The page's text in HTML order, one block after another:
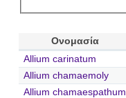
Ονομασία
Allium carinatum
Allium chamaemoly
Allium chamaespathum